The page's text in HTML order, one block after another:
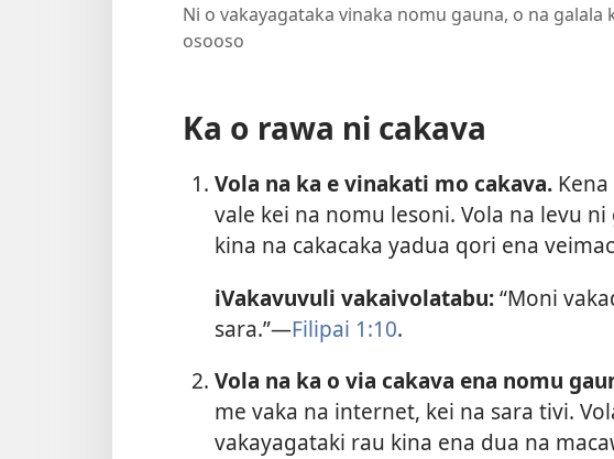
Ni o vakayagataka vinaka nomu gauna, o na galala
osooso
Ka o rawa ni cakava
Vola na ka e vinakati mo cakava.Kena
vale kei na nomu lesoni. Vola na levu
kina na cakacaka yadua qori ena
iVakavuvuli vakaivolatabu:“Moni
sara.”—​Filipai 1:10.
Vola na ka o via cakava ena nomu
me vaka na internet, kei na sara tivi.
vakayagataki rau kina ena dua na